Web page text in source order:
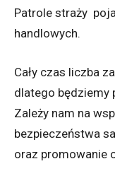
Patrole straży
handlowych.
Cały czas liczba
dlatego będziemy
Zależy nam na
bezpieczeństwa
oraz promowanie